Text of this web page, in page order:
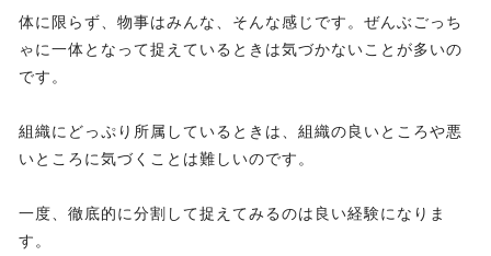
体に限らず、物事はみんな、そんな感じです。ぜんぶごっち
ゃに一体となって捉えているときは気づかないことが多いの
です。
組織にどっぷり所属しているときは、組織の良いところや悪
いところに気づくことは難しいのです。
一度、徹底的に分割して捉えてみるのは良い経験になりま
す。